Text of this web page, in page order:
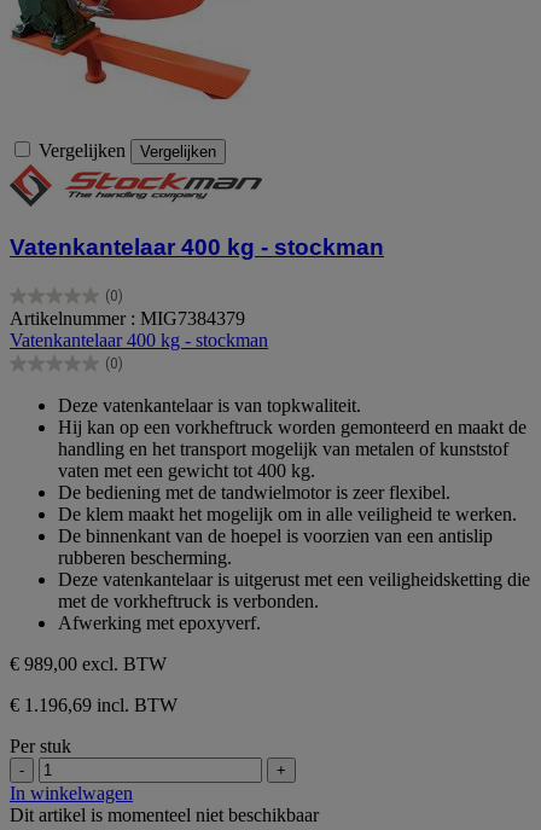
Vergelijken Vergelijken
Vatenkantelaar 400 kg - stockman
(0)
0.0
van
de
5
Artikelnummer : MIG7384379
Vatenkantelaar 400 kg - stockman
(0)
0.0
sterren.
Deze vatenkantelaar is van topkwaliteit.
Hij kan op een vorkheftruck worden gemonteerd en maakt de
handling en het transport mogelijk van metalen of kunststof
vaten met een gewicht tot 400 kg.
De bediening met de tandwielmotor is zeer flexibel.
De klem maakt het mogelijk om in alle veiligheid te werken.
De binnenkant van de hoepel is voorzien van een antislip
rubberen bescherming.
Deze vatenkantelaar is uitgerust met een veiligheidsketting die
met de vorkheftruck is verbonden.
Afwerking met epoxyverf.
€ 989,00 excl. BTW
€ 1.196,69 incl. BTW
Per stuk
- +
In winkelwagen
Dit artikel is momenteel niet beschikbaar